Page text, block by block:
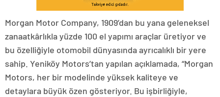
Morgan Motor Company, 1909’dan bu yana geleneksel
zanaatkârlıkla yüzde 100 el yapımı araçlar üretiyor ve
bu özelliğiyle otomobil dünyasında ayrıcalıklı bir yere
sahip. Yeniköy Motors’tan yapılan açıklamada, “Morgan
Motors, her bir modelinde yüksek kaliteye ve
detaylara büyük özen gösteriyor. Bu işbirliğiyle,